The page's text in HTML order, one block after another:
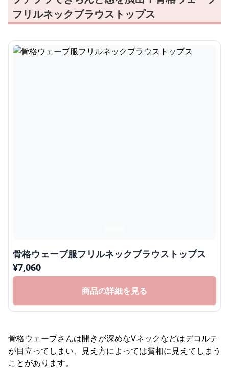
フリルネックブラウストップス
骨格ウェーブ服フリルネックブラウストップス
¥7,060
商品の詳細を見る
骨格ウェーブさんは開きが深めなVネックなどはデコルテ
が目立ってしまい、見え方によっては貧相に見えてしまう
ことがあります。